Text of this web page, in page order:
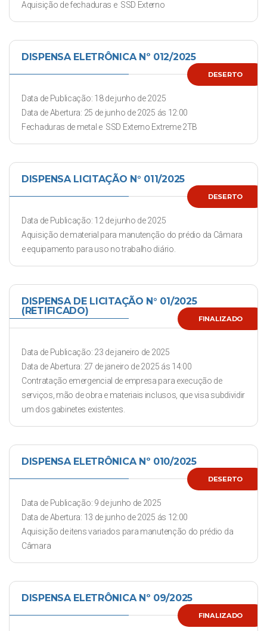
Aquisição de fechaduras e SSD Externo
DESERTO
DISPENSA ELETRÔNICA Nº 012/2025
Data de Publicação: 18 de junho de 2025
Data de Abertura: 25 de junho de 2025 ás 12:00
Fechaduras de metal e SSD Externo Extreme 2TB
DESERTO
DISPENSA LICITAÇÃO N° 011/2025
Data de Publicação: 12 de junho de 2025
Aquisição de material para manutenção do prédio da Câmara
e equipamento para uso no trabalho diário.
FINALIZADO
DISPENSA DE LICITAÇÃO N° 01/2025
(RETIFICADO)
Data de Publicação: 23 de janeiro de 2025
Data de Abertura: 27 de janeiro de 2025 ás 14:00
Contratação emergencial de empresa para execução de
serviços, mão de obra e materiais inclusos, que visa subdividir
um dos gabinetes existentes.
DESERTO
DISPENSA ELETRÔNICA Nº 010/2025
Data de Publicação: 9 de junho de 2025
Data de Abertura: 13 de junho de 2025 ás 12:00
Aquisição de itens variados para manutenção do prédio da
Câmara
FINALIZADO
DISPENSA ELETRÔNICA Nº 09/2025